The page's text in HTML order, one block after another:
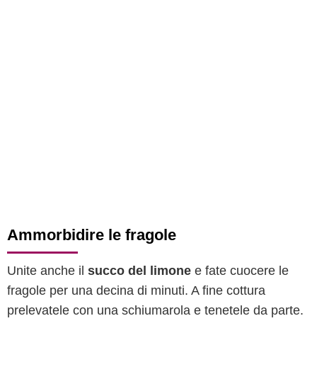
Ammorbidire le fragole
Unite anche il succo del limone e fate cuocere le
fragole per una decina di minuti. A fine cottura
prelevatele con una schiumarola e tenetele da parte.